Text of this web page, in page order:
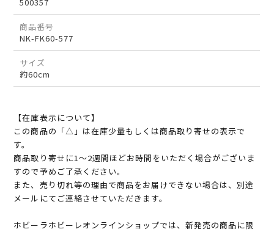
商品番号
NK-FK60-577
サイズ
約60cm
【在庫表示について】
この商品の「△」は在庫少量もしくは商品取り寄せの表示で
す。
商品取り寄せに1～2週間ほどお時間をいただく場合がございま
すので予めご了承ください。
また、売り切れ等の理由で商品をお届けできない場合は、別途
メールにてご連絡させていただきます。
ホビーラホビーレオンラインショップでは、新発売の商品に限